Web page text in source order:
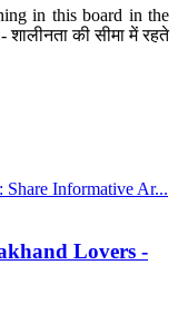
in this board in the
की सीमा में रहते
Share Informative Ar...
Lovers -